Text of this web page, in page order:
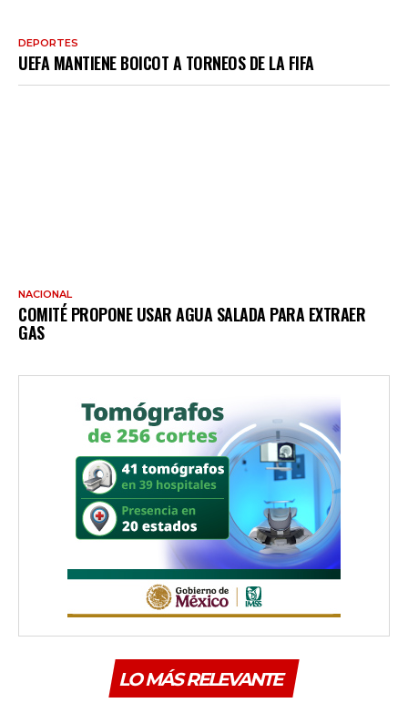
DEPORTES
UEFA MANTIENE BOICOT A TORNEOS DE LA FIFA
NACIONAL
COMITÉ PROPONE USAR AGUA SALADA PARA EXTRAER
GAS
LO MÁS RELEVANTE